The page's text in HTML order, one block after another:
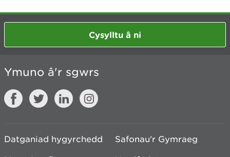
Cysylltu â ni
Ymuno â'r sgwrs
Datganiad hygyrchedd
Safonau'r Gymraeg